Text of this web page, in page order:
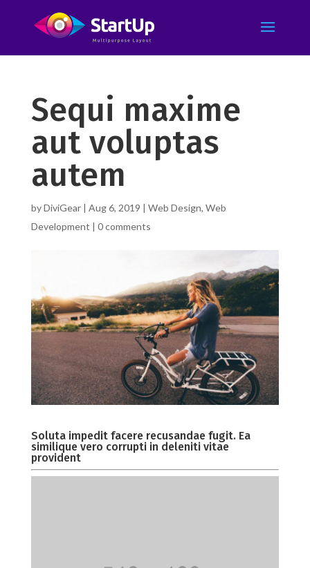
Sequi maxime
aut voluptas
autem
byDiviGear| Aug 6, 2019 | Web Design, Web
Development | 0 comments
Soluta impedit facere recusandae fugit. Ea
similique vero corrupti in deleniti vitae
provident